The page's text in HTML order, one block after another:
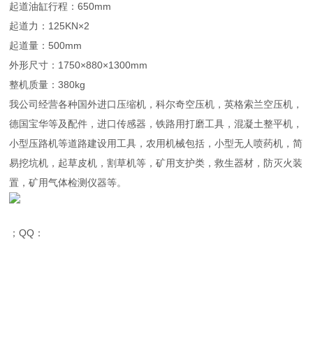
起道油缸行程：650mm
起道力：125KN×2
起道量：500mm
外形尺寸：1750×880×1300mm
整机质量：380kg
我公司经营各种国外进口压缩机，科尔奇空压机，英格索兰空压机，
德国宝华等及配件，进口传感器，铁路用打磨工具，混凝土整平机，
小型压路机等道路建设用工具，农用机械包括，小型无人喷药机，简
易挖坑机，起草皮机，割草机等，矿用支护类，救生器材，防灭火装
置，矿用气体检测仪器等。
；QQ：